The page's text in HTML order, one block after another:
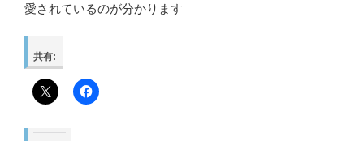
愛されているのが分かります
共有: